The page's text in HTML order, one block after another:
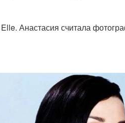
Анастасия считала